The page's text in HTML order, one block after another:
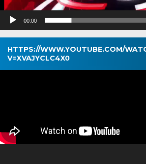
00:00
HTTPS://WWW.YOUTUBE.COM/
V=XVAJYCLC4X0
Pemutar